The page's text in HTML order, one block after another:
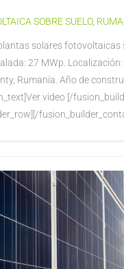
SOBRE SUELO,
solares fotovoltaicas
27 MWp.
Rumanía. Año de
video [/